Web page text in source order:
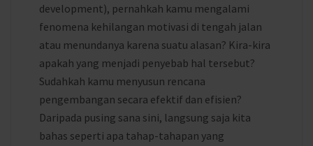
development), pernahkah kamu mengalami
fenomena kehilangan motivasi di tengah jalan
atau menundanya karena suatu alasan? Kira-kira
apakah yang menjadi penyebab hal tersebut?
Sudahkah kamu menyusun rencana
pengembangan secara efektif dan efisien?
Daripada pusing sana sini, langsung saja kita
bahas seperti apa tahap-tahapan yang